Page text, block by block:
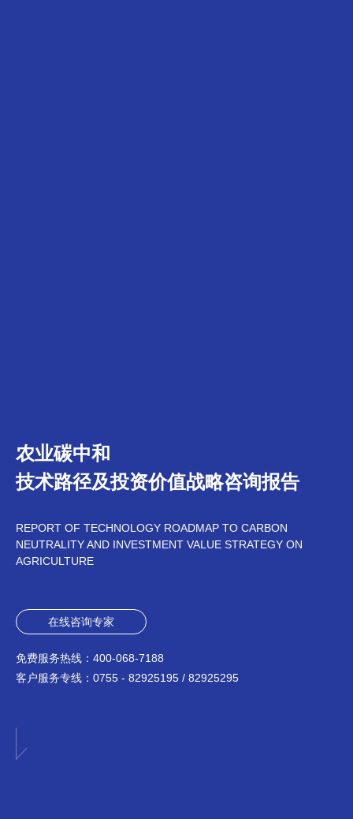
农业碳中和
技术路径及投资价值战略咨询报告
REPORT OF TECHNOLOGY ROADMAP TO CARBON
NEUTRALITY AND INVESTMENT VALUE STRATEGY ON
AGRICULTURE
在线咨询专家
免费服务热线： 400-068-7188
客户服务专线： 0755 - 82925195 / 82925295